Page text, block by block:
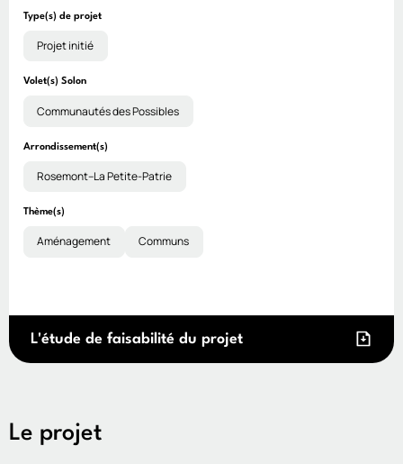
Type(s) de projet
Projet initié
Volet(s) Solon
Communautés des Possibles
Arrondissement(s)
Rosemont–La Petite-Patrie
Thème(s)
Aménagement Communs
L'étude de faisabilité du projet
Le projet